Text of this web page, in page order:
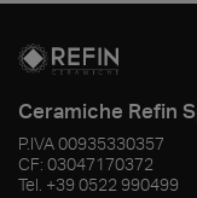
Ceramiche Refin
P.IVA00935330357
CF: 03047170372
Tel. +39 0522 990499